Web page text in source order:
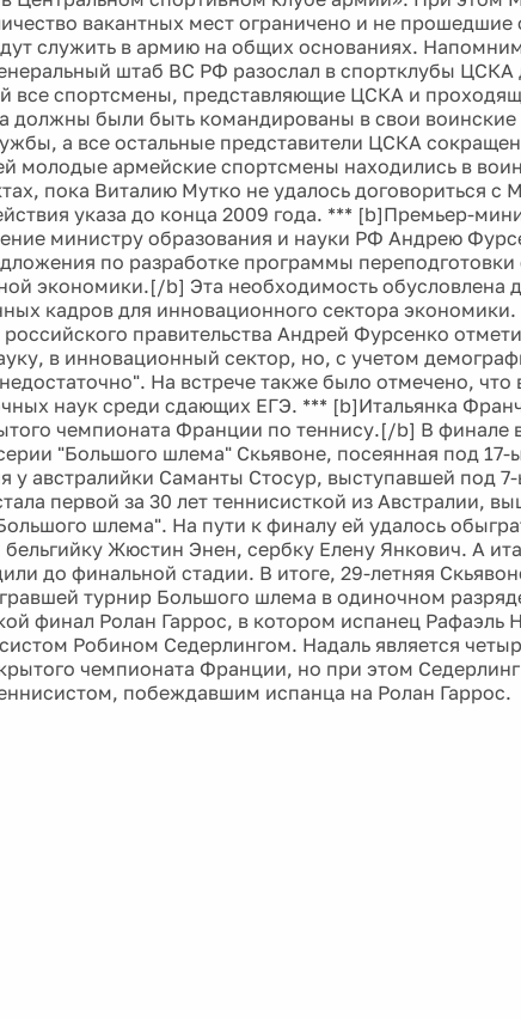
вакантных мест ограничено и не прошедшие
служить в армию на общих основаниях.
штаб ВС РФ разослал в спортклубы ЦСКА
все спортсмены, представляющие ЦСКА и
должны были быть командированы в свои воинские
а все остальные представители ЦСКА
молодые армейские спортсмены находились в
пока Виталию Мутко не удалось договориться с
указа до конца 2009 года. *** [b]Премьер-
министру образования и науки РФ Андрею
по разработке программы переподготовки
экономики.[/b] Эта необходимость обусловлена
кадров для инновационного сектора
российского правительства Андрей Фурсенко
в инновационный сектор, но, с учетом
На встрече также было отмечено, что
наук среди сдающих ЕГЭ. *** [b]Итальянка
чемпионата Франции по теннису.[/b] В финале
"Большого шлема" Скьявоне, посеянная под
у австралийки Саманты Стосур, выступавшей под
первой за 30 лет теннисисткой из Австралии,
шлема". На пути к финалу ей удалось
Жюстин Энен, сербку Елену Янкович. А
до финальной стадии. В итоге, 29-летняя
турнир Большого шлема в одиночном
финал Ролан Гаррос, в котором испанец Рафаэль
Робином Седерлингом. Надаль является
чемпионата Франции, но при этом Седерлинг
побеждавшим испанца на Ролан Гаррос.